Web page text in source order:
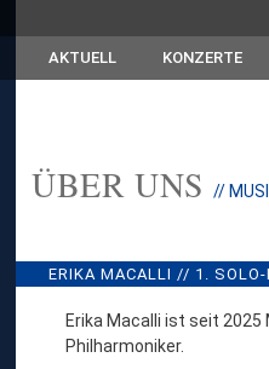
AKTUELL KONZERTE
ÜBER UNS //
ERIKA MACALLI // 1.
Erika Macalli ist seit
Philharmoniker.